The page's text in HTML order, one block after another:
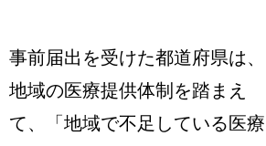
事前届出を受けた都道府県は、
地域の医療提供体制を踏まえ
て、「地域で不足している医療